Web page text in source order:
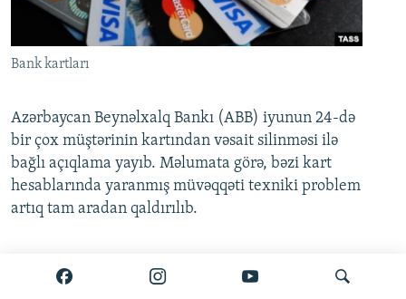
Bank kartları
Azərbaycan Beynəlxalq Bankı (ABB) iyunun 24-də
bir çox müştərinin kartından vəsait silinməsi ilə
bağlı açıqlama yayıb. Məlumata görə, bəzi kart
hesablarında yaranmış müvəqqəti texniki problem
artıq tam aradan qaldırılıb.
Ətraflı burada oxuyun